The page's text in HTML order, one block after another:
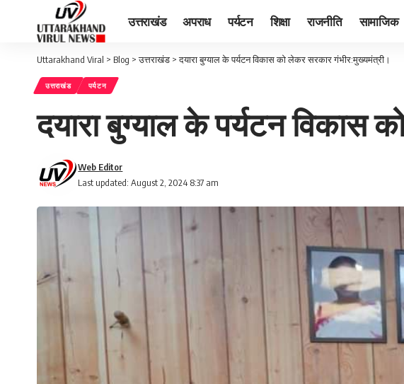
उत्तराखंड अपराध पर्यटन शिक्षा राजनीति सामाजिक
Uttarakhand Viral > Blog >उत्तराखंड >दयारा बुग्याल के पर्यटन विकास को लेकर सरकार गंभीर:मुख्यमंत्री।
उत्तराखंड पर्यटन
दयारा बुग्याल के पर्यटन विकास
Last updated: August 2, 2024 8:37 am
Web Editor